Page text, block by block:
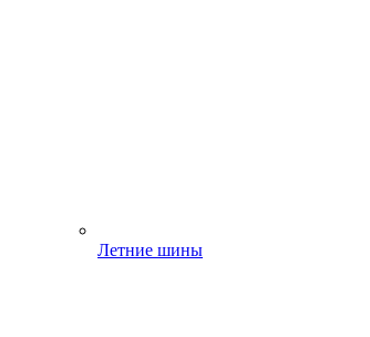
Летние шины